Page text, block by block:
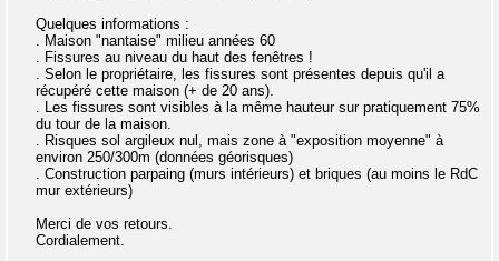
Quelques informations :
. Maison "nantaise" milieu années 60
. Fissures au niveau du haut des fenêtres !
. Selon le propriétaire, les fissures sont présentes depuis qu'il a
récupéré cette maison (+ de 20 ans).
. Les fissures sont visibles à la même hauteur sur pratiquement 75%
du tour de la maison.
. Risques sol argileux nul, mais zone à "exposition moyenne" à
environ 250/300m (données géorisques)
. Construction parpaing (murs intérieurs) et briques (au moins le RdC
mur extérieurs)
Merci de vos retours.
Cordialement.